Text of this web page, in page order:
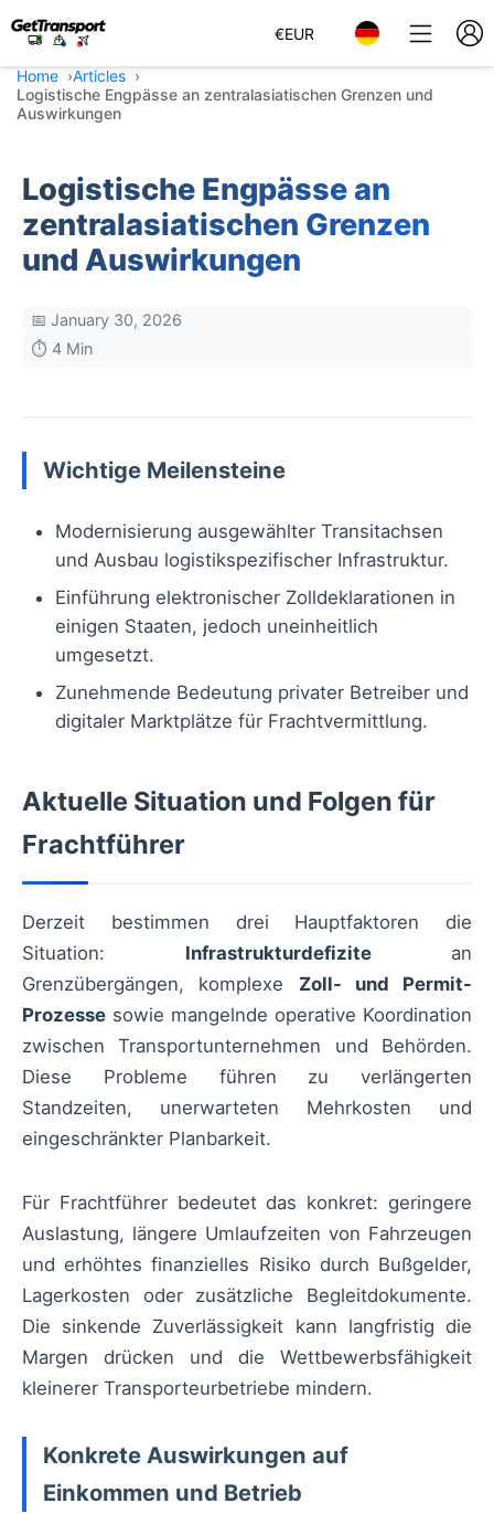
€EUR
Home
Articles
Logistische Engpässe an zentralasiatischen Grenzen und
Auswirkungen
Logistische Engpässe an
zentralasiatischen Grenzen
und Auswirkungen
📅 January 30, 2026
⏱️ 4 Min
Wichtige Meilensteine
Modernisierung ausgewählter Transitachsen
und Ausbau logistikspezifischer Infrastruktur.
Einführung elektronischer Zolldeklarationen in
einigen Staaten, jedoch uneinheitlich
umgesetzt.
Zunehmende Bedeutung privater Betreiber und
digitaler Marktplätze für Frachtvermittlung.
Aktuelle Situation und Folgen für
Frachtführer
Derzeit bestimmen drei Hauptfaktoren die
Situation: Infrastrukturdefizitean
Grenzübergängen, komplexe Zoll- und Permit-
Prozesse sowie mangelnde operative Koordination
zwischen Transportunternehmen und Behörden.
Diese Probleme führen zu verlängerten
Standzeiten, unerwarteten Mehrkosten und
eingeschränkter Planbarkeit.
Für Frachtführer bedeutet das konkret: geringere
Auslastung, längere Umlaufzeiten von Fahrzeugen
und erhöhtes finanzielles Risiko durch Bußgelder,
Lagerkosten oder zusätzliche Begleitdokumente.
Die sinkende Zuverlässigkeit kann langfristig die
Margen drücken und die Wettbewerbsfähigkeit
kleinerer Transporteurbetriebe mindern.
Konkrete Auswirkungen auf
Einkommen und Betrieb